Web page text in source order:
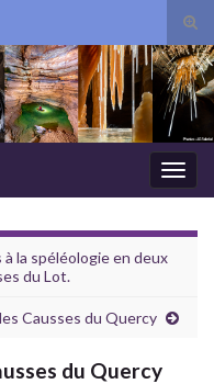
la spéléologie en deux
du Lot.
Causses du Quercy
du Quercy